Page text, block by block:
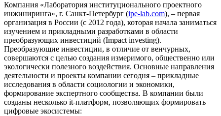
Компания «Лаборатория институционального проектного
инжиниринга», г. Санкт-Петербург (ipe-lab.com), – первая
организация в России (с 2012 года), которая начала заниматься
изучением и прикладными разработками в области
преобразующих инвестиций (Impact investing).
Преобразующие инвестиции, в отличие от венчурных,
совершаются с целью создания измеримого, общественно или
экологически полезного воздействия. Основные направления
деятельности и проекты компании сегодня – прикладные
исследования в области социологии и экономики,
формирование экспертного сообщества. В компании были
созданы несколько it-платформ, позволяющих формировать
цифровые экосистемы: